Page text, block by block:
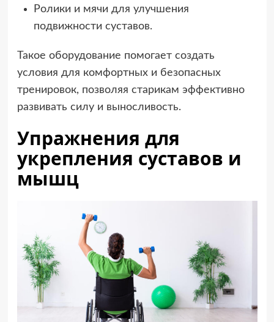
Ролики и мячи для улучшения
подвижности суставов.
Такое оборудование помогает создать
условия для комфортных и безопасных
тренировок, позволяя старикам эффективно
развивать силу и выносливость.
Упражнения для
укрепления суставов и
мышц